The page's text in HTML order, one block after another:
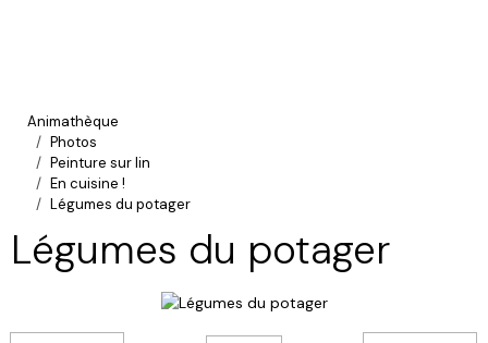
Animathèque
Photos
Peinture sur lin
En cuisine !
Légumes du potager
Légumes du potager